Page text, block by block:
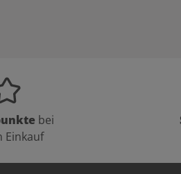
bei
Einkauf